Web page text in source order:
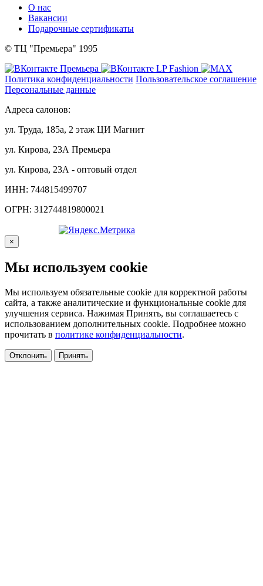
О нас
Вакансии
Подарочные сертификаты
© ТЦ "Премьера" 1995
Политика конфиденциальности Пользовательское соглашение
Персональные данные
Адреса салонов:
ул. Труда, 185а, 2 этаж ЦИ Магнит
ул. Кирова, 23А Премьера
ул. Кирова, 23А - оптовый отдел
ИНН: 744815499707
ОГРН: 312744819800021
×
Мы используем cookie
Мы используем обязательные cookie для корректной работы
сайта, а также аналитические и функциональные cookie для
улучшения сервиса. Нажимая Принять, вы соглашаетесь с
использованием дополнительных cookie. Подробнее можно
прочитать в политике конфиденциальности.
Отклонить Принять